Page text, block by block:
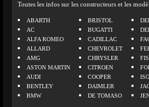
Toutes les infos sur les constructeurs et les
ABARTH
AC
ALFA ROMEO
ALLARD
AMG
ASTON MARTIN
AUDI
BENTLEY
BMW
BRISTOL
BUGATTI
CADILLAC
CHEVROLET
CHRYSLER
CITROEN
COOPER
DAIMLER
DE TOMASO